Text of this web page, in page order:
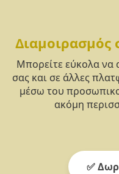
Διαμοιρασμός
Μπορείτε εύκολα να
σας και σε άλλες
μέσω του
ακόμη
✅